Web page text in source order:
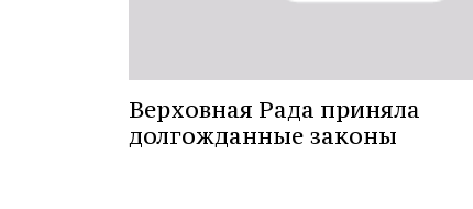
Верховная Рада приняла
долгожданные законы